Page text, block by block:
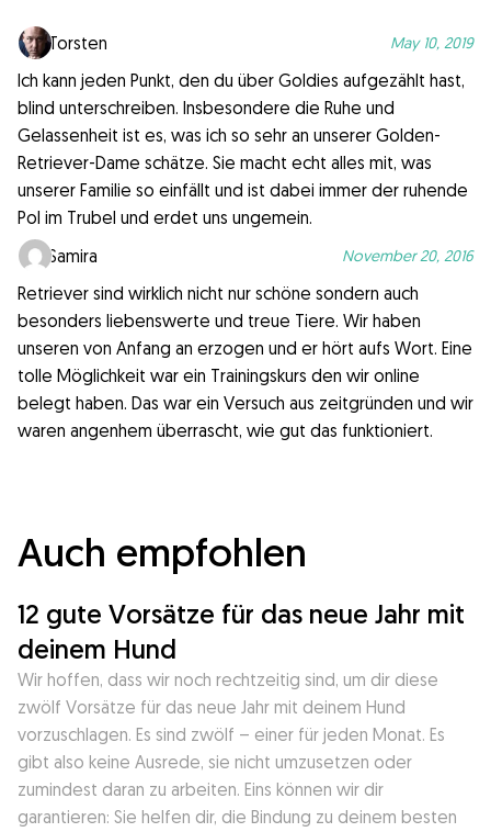
Torsten May 10, 2019
Ich kann jeden Punkt, den du über Goldies aufgezählt hast,
blind unterschreiben. Insbesondere die Ruhe und
Gelassenheit ist es, was ich so sehr an unserer Golden-
Retriever-Dame schätze. Sie macht echt alles mit, was
unserer Familie so einfällt und ist dabei immer der ruhende
Pol im Trubel und erdet uns ungemein.
Samira
November 20, 2016
Retriever sind wirklich nicht nur schöne sondern auch
besonders liebenswerte und treue Tiere. Wir haben
unseren von Anfang an erzogen und er hört aufs Wort. Eine
tolle Möglichkeit war ein Trainingskurs den wir online
belegt haben. Das war ein Versuch aus zeitgründen und wir
waren angenhem überrascht, wie gut das funktioniert.
Auch empfohlen
12 gute Vorsätze für das neue Jahr mit
deinem Hund
Wir hoffen, dass wir noch rechtzeitig sind, um dir diese
zwölf Vorsätze für das neue Jahr mit deinem Hund
vorzuschlagen. Es sind zwölf – einer für jeden Monat. Es
gibt also keine Ausrede, sie nicht umzusetzen oder
zumindest daran zu arbeiten. Eins können wir dir
garantieren: Sie helfen dir, die Bindung zu deinem besten